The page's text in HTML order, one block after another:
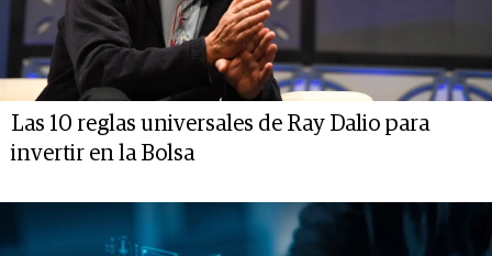
Las 10 reglas universales de Ray Dalio para
invertir en la Bolsa